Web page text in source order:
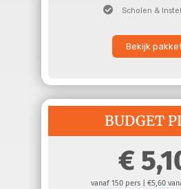
Scholen &
Bekijk
BUDGET
vanaf 150 pers | €5,60